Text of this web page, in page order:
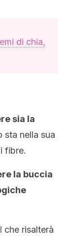
di chia,
sia la
sta nella sua
fibre.
la buccia
che risalterà